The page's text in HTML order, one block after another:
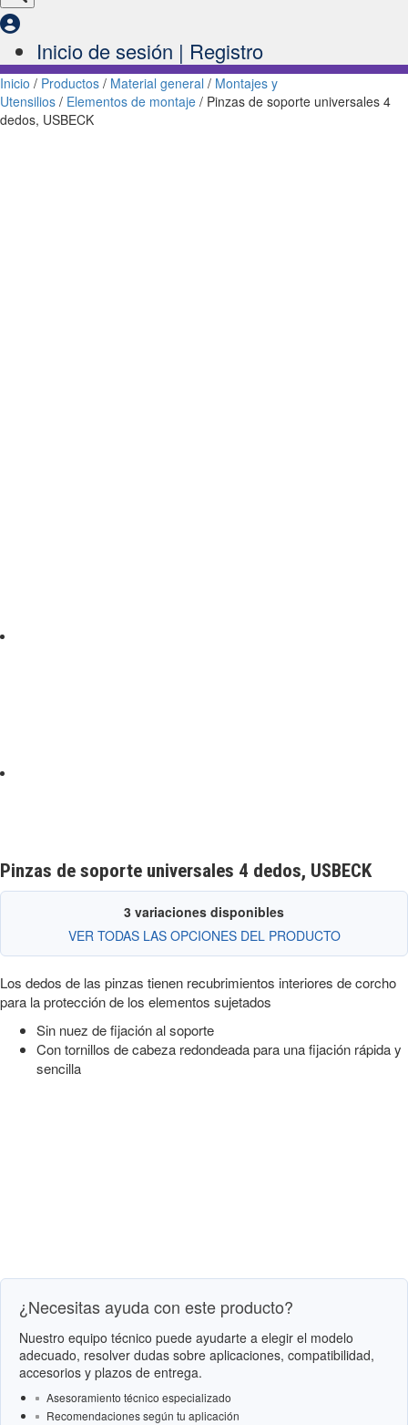
Inicio de sesión | Registro
Inicio / Productos / Material general / Montajes y
Utensilios / Elementos de montaje / Pinzas de soporte universales 4
dedos, USBECK
Pinzas de soporte universales 4 dedos, USBECK
3 variaciones disponibles
VER TODAS LAS OPCIONES DEL PRODUCTO
Los dedos de las pinzas tienen recubrimientos interiores de corcho
para la protección de los elementos sujetados
Sin nuez de fijación al soporte
Con tornillos de cabeza redondeada para una fijación rápida y
sencilla
¿Necesitas ayuda con este producto?
Nuestro equipo técnico puede ayudarte a elegir el modelo
adecuado, resolver dudas sobre aplicaciones, compatibilidad,
accesorios y plazos de entrega.
Asesoramiento técnico especializado
Recomendaciones según tu aplicación